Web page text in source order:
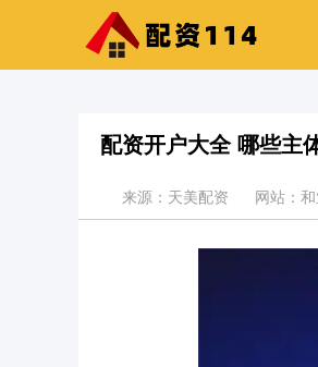
配资开户大全 哪些主
来源：天美配资 网站：